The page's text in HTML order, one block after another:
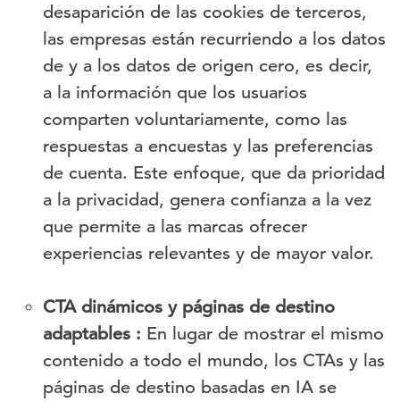
desaparición de las cookies de terceros,
las empresas están recurriendo a los datos
de y a los datos de origen cero, es decir,
a la información que los usuarios
comparten voluntariamente, como las
respuestas a encuestas y las preferencias
de cuenta. Este enfoque, que da prioridad
a la privacidad, genera confianza a la vez
que permite a las marcas ofrecer
experiencias relevantes y de mayor valor.
CTA dinámicos y páginas de destino
adaptables : En lugar de mostrar el mismo
contenido a todo el mundo, los CTAs y las
páginas de destino basadas en IA se